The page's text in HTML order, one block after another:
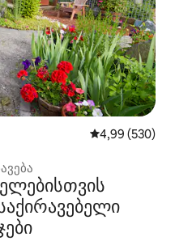
საშუალო
4,99 (530)